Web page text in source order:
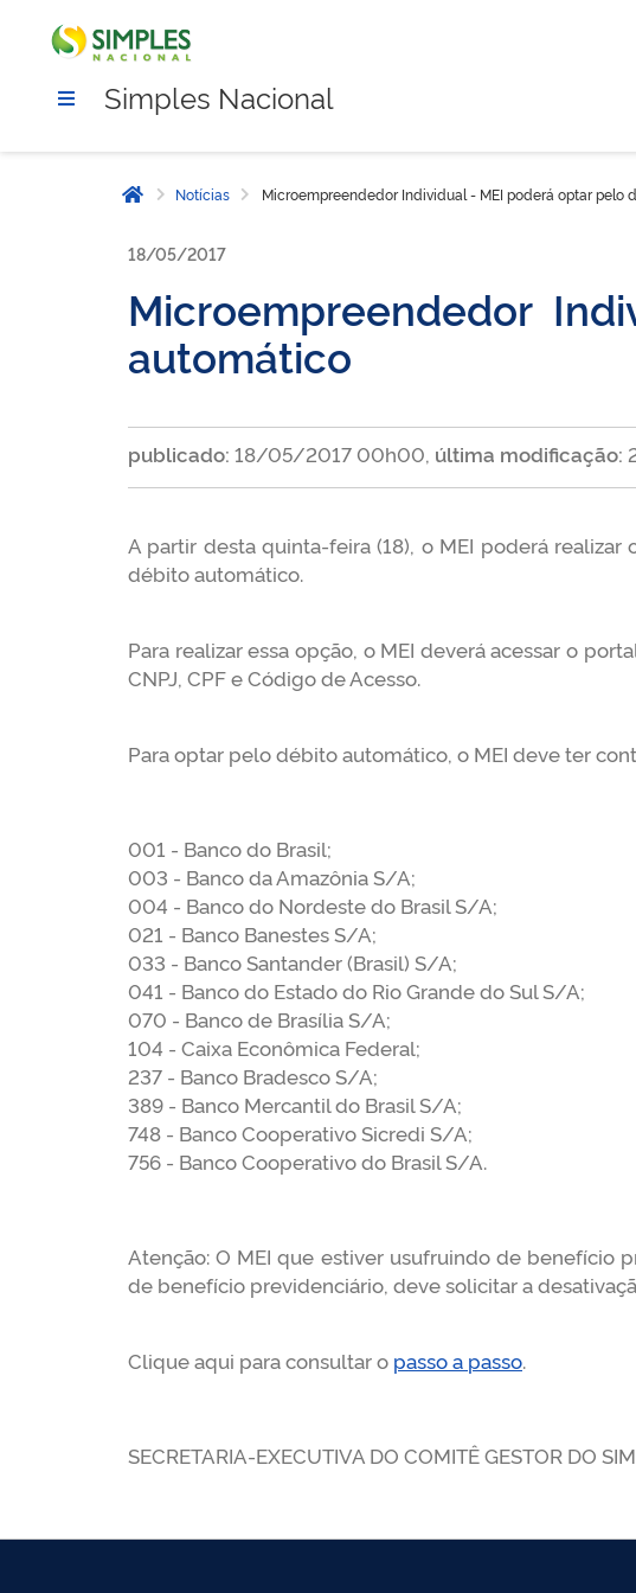
Simples Nacional
Página inicial
Notícias Microempreendedor Individual - MEI poderá optar pelo
18/05/2017
Microempreendedor
automático
publicado: 18/05/2017 00h00, última modificação:
A partir desta quinta-feira (18), o MEI poderá realizar
débito automático.
Para realizar essa opção, o MEI deverá acessar o
CNPJ, CPF e Código de Acesso.
Para optar pelo débito automático, o MEI deve ter
001 - Banco do Brasil;
003 - Banco da Amazônia S/A;
004 - Banco do Nordeste do Brasil S/A;
021 - Banco Banestes S/A;
033 - Banco Santander (Brasil) S/A;
041 - Banco do Estado do Rio Grande do Sul S/A;
070 - Banco de Brasília S/A;
104 - Caixa Econômica Federal;
237 - Banco Bradesco S/A;
389 - Banco Mercantil do Brasil S/A;
748 - Banco Cooperativo Sicredi S/A;
756 - Banco Cooperativo do Brasil S/A.
Atenção: O MEI que estiver usufruindo de benefício
de benefício previdenciário, deve solicitar a
Clique aqui para consultar o passo a passo.
SECRETARIA-EXECUTIVA DO COMITÊ GESTOR DO